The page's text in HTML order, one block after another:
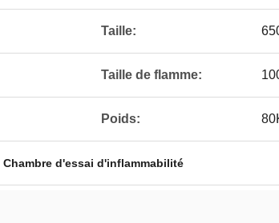
Taille:
Taille de flamme:
Poids:
Chambre d'essai d'inflammabilité